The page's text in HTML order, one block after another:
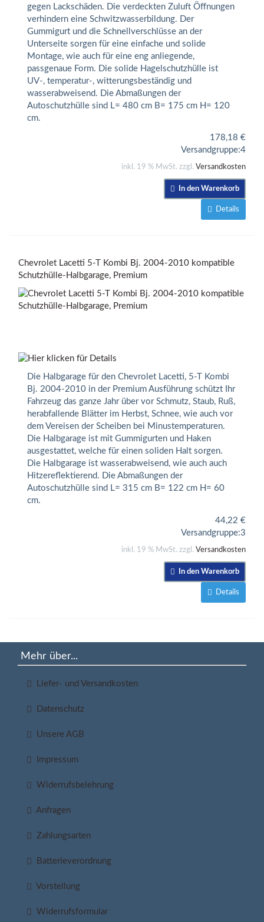
gegen Lackschäden. Die verdeckten Zuluft Öffnungen
verhindern eine Schwitzwasserbildung. Der
Gummigurt und die Schnellverschlüsse an der
Unterseite sorgen für eine einfache und solide
Montage, wie auch für eine eng anliegende,
passgenaue Form. Die solide Hagelschutzhülle ist
UV-, temperatur-, witterungsbeständig und
wasserabweisend. Die Abmaßungen der
Autoschutzhülle sind L= 480 cm B= 175 cm H= 120
cm.
178,18 €
Versandgruppe:4
inkl. 19 % MwSt. zzgl. Versandkosten
In den Warenkorb
Details
Chevrolet Lacetti 5-T Kombi Bj. 2004-2010 kompatible
Schutzhülle-Halbgarage, Premium
Die Halbgarage für den Chevrolet Lacetti, 5-T Kombi
Bj. 2004-2010 in der Premium Ausführung schützt Ihr
Fahrzeug das ganze Jahr über vor Schmutz, Staub, Ruß,
herabfallende Blätter im Herbst, Schnee, wie auch vor
dem Vereisen der Scheiben bei Minustemperaturen.
Die Halbgarage ist mit Gummigurten und Haken
ausgestattet, welche für einen soliden Halt sorgen.
Die Halbgarage ist wasserabweisend, wie auch auch
Hitzereflektierend. Die Abmaßungen der
Autoschutzhülle sind L= 315 cm B= 122 cm H= 60
cm.
44,22 €
Versandgruppe:3
inkl. 19 % MwSt. zzgl. Versandkosten
In den Warenkorb
Details
Mehr über...
Liefer- und Versandkosten
Datenschutz
Unsere AGB
Impressum
Widerrufsbelehrung
Anfragen
Zahlungsarten
Batterieverordnung
Vorstellung
Widerrufsformular